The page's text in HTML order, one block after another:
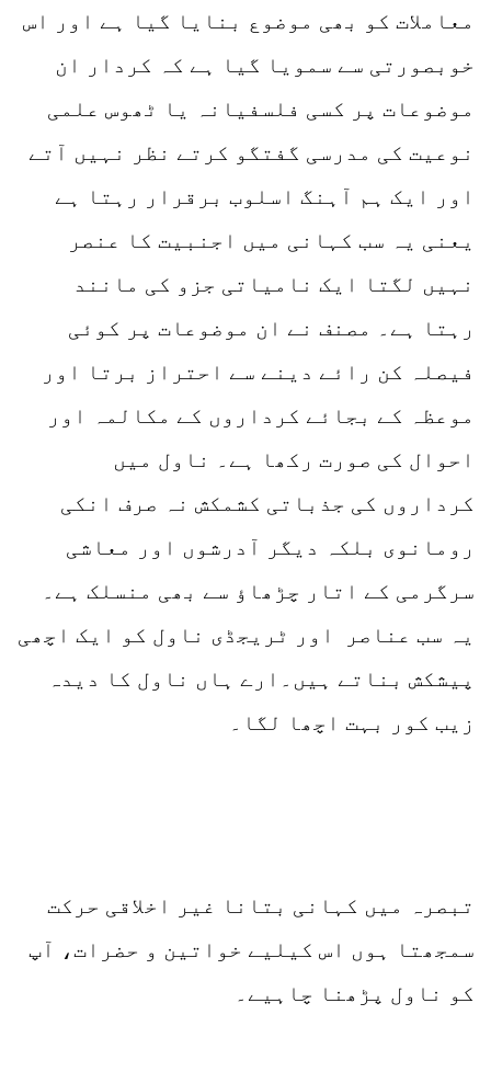
معاملات کو بھی موضوع بنایا گیا ہے اور اس
خوبصورتی سے سمویا گیا ہے کہ کردار ان
موضوعات پر کسی فلسفیانہ یا ٹھوس علمی
نوعیت کی مدرسی گفتگو کرتے نظر نہیں آتے
اور ایک ہم آہنگ اسلوب برقرار رہتا ہے
یعنی یہ سب کہانی میں اجنبیت کا عنصر
نہیں لگتا ایک نامیاتی جزو کی مانند
رہتا ہے۔ مصنف نے ان موضوعات پر کوئی
فیصلہ کن رائے دینے سے احتراز برتا اور
موعظہ کے بجائے کرداروں کے مکالمہ اور
احوال کی صورت رکھا ہے۔ ناول میں
کرداروں کی جذباتی کشمکش نہ صرف انکی
رومانوی بلکہ دیگر آدرشوں اور معاشی
سرگرمی کے اتار چڑھاؤ سے بھی منسلک ہے۔
یہ سب عناصر اور ٹریجڈی ناول کو ایک اچھی
پیشکش بناتے ہیں۔ارے ہاں ناول کا دیدہ
زیب کور بہت اچھا لگا۔
تبصرہ میں کہانی بتانا غیر اخلاقی حرکت
سمجھتا ہوں اس کیلیے خواتین و حضرات، آپ
کو ناول پڑھنا چاہیے۔